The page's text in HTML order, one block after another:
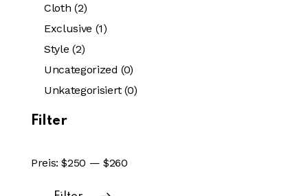
Cloth (2)
Exclusive (1)
Style (2)
Uncategorized (0)
Unkategorisiert (0)
Filter
Preis:$250 — $260